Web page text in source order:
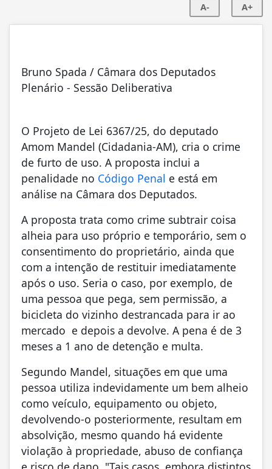
A- A+
Bruno Spada / Câmara dos Deputados
Plenário - Sessão Deliberativa
O Projeto de Lei 6367/25, do deputado
Amom Mandel (Cidadania-AM), cria o crime
de furto de uso. A proposta inclui a
penalidade no Código Penal e está em
análise na Câmara dos Deputados.
A proposta trata como crime subtrair coisa
alheia para uso próprio e temporário, sem o
consentimento do proprietário, ainda que
com a intenção de restituir imediatamente
após o uso. Seria o caso, por exemplo, de
uma pessoa que pega, sem permissão, a
bicicleta do vizinho destrancada para ir ao
mercado e depois a devolve. A pena é de 3
meses a 1 ano de detenção e multa.
Segundo Mandel, situações em que uma
pessoa utiliza indevidamente um bem alheio
como veículo, equipamento ou objeto,
devolvendo-o posteriormente, resultam em
absolvição, mesmo quando há evidente
violação à propriedade, abuso de confiança